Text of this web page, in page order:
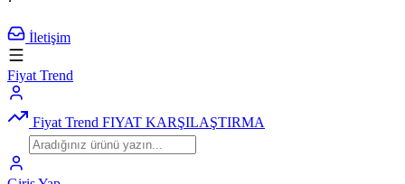
İletişim
Fiyat Trend
Fiyat Trend FIYAT KARŞILAŞTIRMA